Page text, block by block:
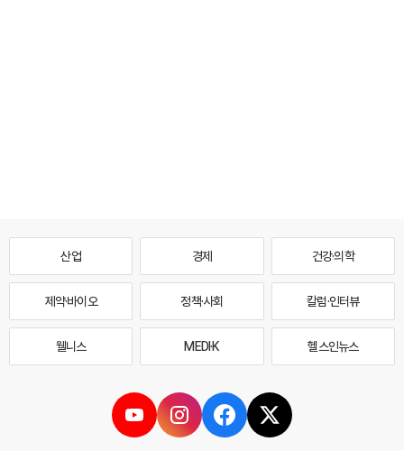
산업 경제 건강·의학
제약·바이오 정책·사회 칼럼·인터뷰
웰니스 MEDI·K 헬스인뉴스